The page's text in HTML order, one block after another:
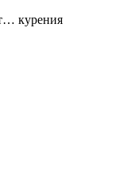
курения